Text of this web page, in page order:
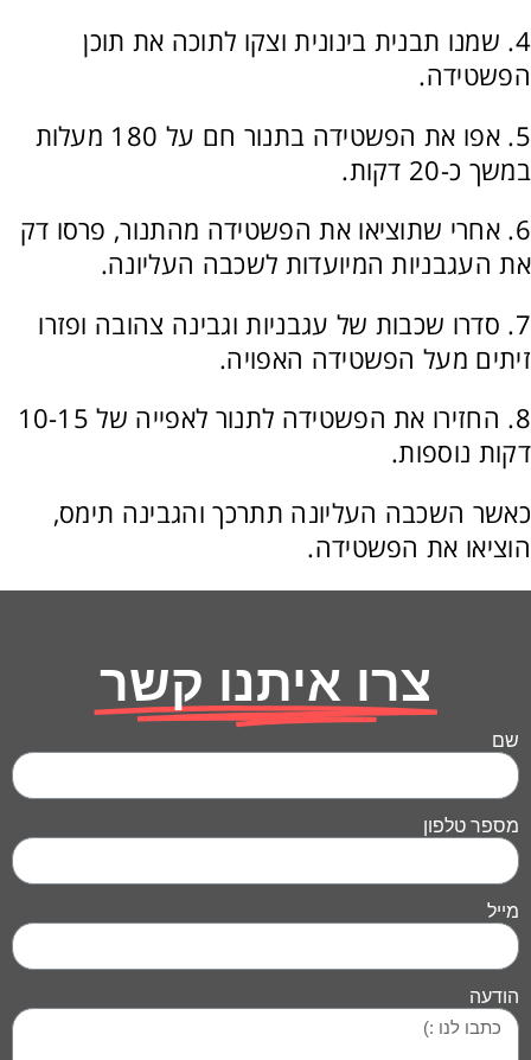
4. שמנו תבנית בינונית וצקו לתוכה את תוכן
הפשטידה.
5. אפו את הפשטידה בתנור חם על 180 מעלות
במשך כ-20 דקות.
6. אחרי שתוציאו את הפשטידה מהתנור, פרסו דק
את העגבניות המיועדות לשכבה העליונה.
7. סדרו שכבות של עגבניות וגבינה צהובה ופזרו
זיתים מעל הפשטידה האפויה.
8. החזירו את הפשטידה לתנור לאפייה של 10-15
דקות נוספות.
כאשר השכבה העליונה תתרכך והגבינה תימס,
הוציאו את הפשטידה.
צרו איתנו קשר
שם
מספר טלפון
מייל
הודעה